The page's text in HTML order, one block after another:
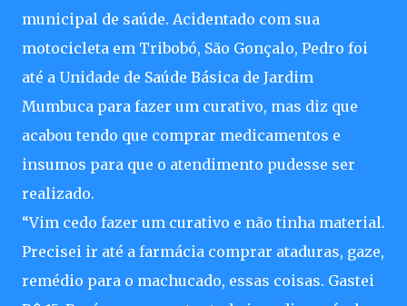
municipal de saúde. Acidentado com sua
motocicleta em Tribobó, São Gonçalo, Pedro foi
até a Unidade de Saúde Básica de Jardim
Mumbuca para fazer um curativo, mas diz que
acabou tendo que comprar medicamentos e
insumos para que o atendimento pudesse ser
realizado.
“Vim cedo fazer um curativo e não tinha material.
Precisei ir até a farmácia comprar ataduras, gaze,
remédio para o machucado, essas coisas. Gastei